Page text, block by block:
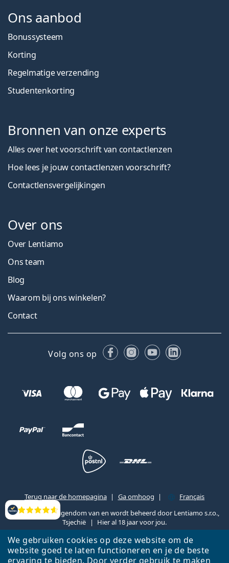
We gebruiken cookies op deze website om de
website goed te laten functioneren en je de beste
ervaring te bieden. Door verder gebruik te maken
Beoordelingen
Ons aanbod
Bonussysteem
Korting
Regelmatige verzending
Studentenkorting
Bronnen van onze experts
Alles over het voorschrift van contactlenzen
Hoe lees je jouw contactlenzen voorschrift?
Contactlensvergelijkingen
Over ons
Over Lentiamo
Ons team
Blog
Waarom bij ons winkelen?
Contact
Volg ons op FacebookInstagram
YouTubeLinkedIn
Terug naar de homepagina Ga omhoog
Français
Lentiamo.be is eigendom van en wordt beheerd door Lentiamo s.r.o.,
Tsjechië
Hier al 18 jaar voor jou.